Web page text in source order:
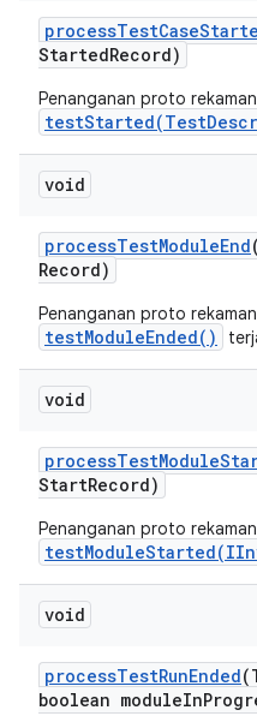
processTestCase
StartedRecord)
Penanganan proto
void
processTestModuleEnd
Record)
Penanganan proto
testModuleEnded()
void
processTestModule
StartRecord)
Penanganan proto
void
processTestRunEnded
boolean moduleIn